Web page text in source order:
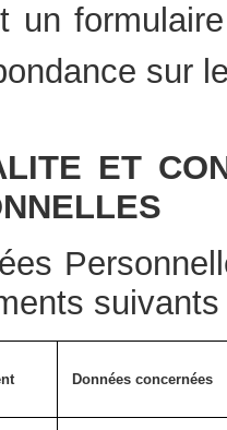
un
sur
ET
Données concernées